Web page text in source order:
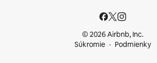
© 2026 Airbnb, Inc.
Súkromie
Podmienky